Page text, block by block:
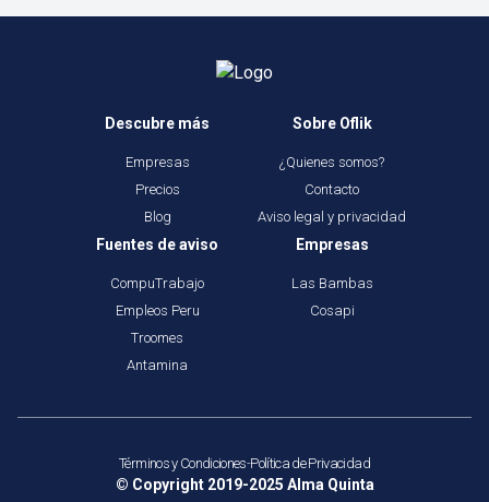
Descubre más
Empresas
Precios
Blog
Sobre Oflik
¿Quienes somos?
Contacto
Aviso legal y privacidad
Fuentes de aviso
CompuTrabajo
Empleos Peru
Troomes
Antamina
Empresas
Las Bambas
Cosapi
Términos y Condiciones-Política de Privacidad
© Copyright 2019-2025 Alma Quinta